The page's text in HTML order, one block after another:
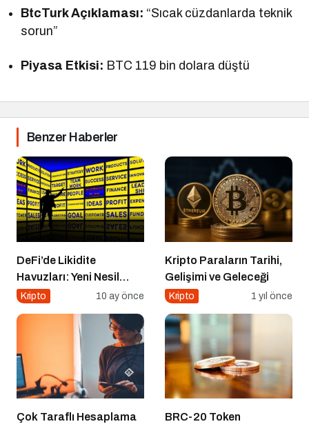
BtcTurk Açıklaması: “Sıcak cüzdanlarda teknik
sorun”
Piyasa Etkisi: BTC 119 bin dolara düştü
Benzer Haberler
DeFi’de Likidite
Havuzları: Yeni Nesil
Finansın Kalbi
Kripto 10 ay önce
Kripto Paraların Tarihi,
Gelişimi ve Geleceği
Kripto 1 yıl önce
Çok Taraflı Hesaplama
BRC-20 Token